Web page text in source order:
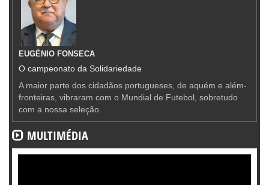
EUGÉNIO FONSECA
O campeonato da Solidariedade
A maior parte dos cidadãos portugueses, de aquém e além-
fronteiras, vibraram com o Mundial de Futebol, sobretudo
com a nossa seleção.
MULTIMÉDIA